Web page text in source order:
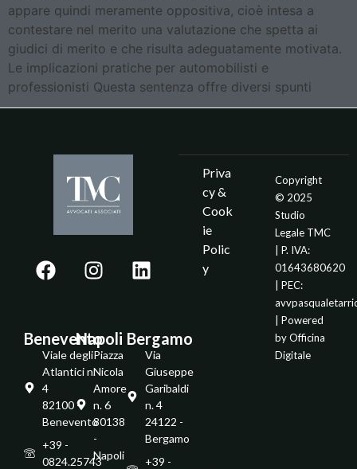
appare quindi meramente oppositiva, cioè intesa a
contestare nel merito una valutazione che spetta ai
giudici di merito e che risulta adeguatamente motivata.
Le implicazioni pratiche per automobilisti e
professionisti Questa sentenza offre diversi spunti
Benevento
Viale degli
Atlantici n.
4
82100 -
Benevento
+39 -
0824.25743
Napoli
Piazza
Nicola
Amore
n. 6
80138
-
Napoli
Bergamo
Via
Giuseppe
Garibaldi
n. 4
24122 -
Bergamo
+39 -
Priva
cy &
Cook
ie
Polic
y
Copyright
© 2025
Studio
Legale TMC
| P. IVA:
01643680620
| PEC:
| Powered
byOfficina
Digitale